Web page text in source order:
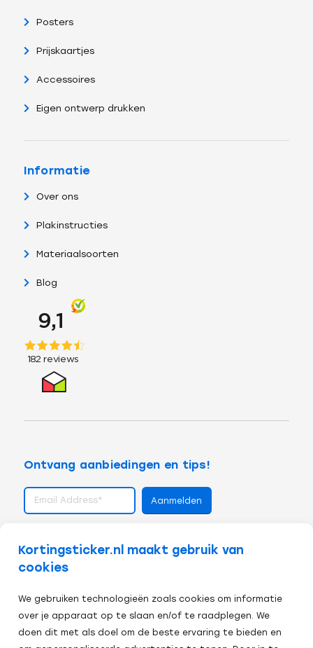
Kortingsticker.nl maakt gebruik van
cookies
We gebruiken technologieën zoals cookies om informatie
over je apparaat op te slaan en/of te raadplegen. We
doen dit met als doel om de beste ervaring te bieden en
Posters
Prijskaartjes
Accessoires
Eigen ontwerp drukken
Informatie
Over ons
Plakinstructies
Materiaalsoorten
Blog
Ontvang aanbiedingen en tips!